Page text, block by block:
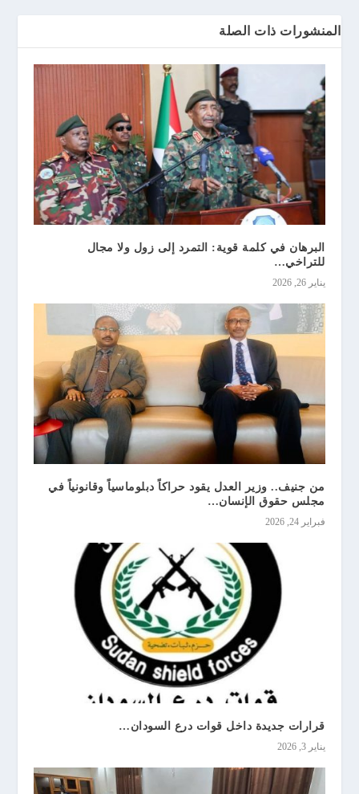
المنشورات ذات الصلة
البرهان في كلمة قوية: التمرد إلى زول ولا مجال
للتراخي…
يناير 26, 2026
من جنيف.. وزير العدل يقود حراكاً دبلوماسياً وقانونياً في
مجلس حقوق الإنسان…
فبراير 24, 2026
قرارات جديدة داخل قوات درع السودان…
يناير 3, 2026